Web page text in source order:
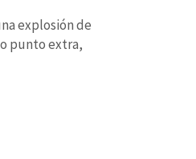
explosión de
punto extra,